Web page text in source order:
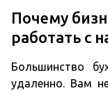
Почему
работать с
Большинство
удаленно. Вам